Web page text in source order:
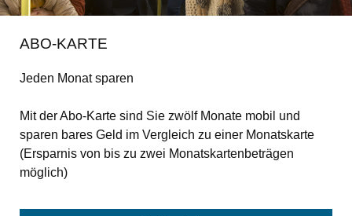
ABO-KARTE
Jeden Monat sparen
Mit der Abo-Karte sind Sie zwölf Monate mobil und
sparen bares Geld im Vergleich zu einer Monatskarte
(Ersparnis von bis zu zwei Monatskartenbeträgen
möglich)